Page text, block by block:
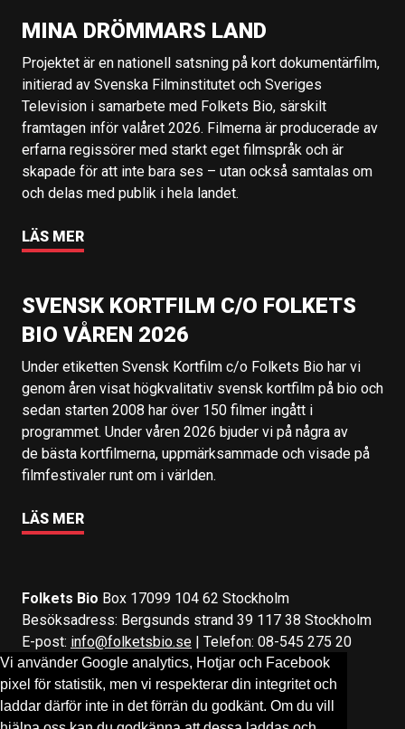
Vi använder Google analytics, Hotjar och Facebook
pixel för statistik, men vi respekterar din integritet och
laddar därför inte in det förrän du godkänt. Om du vill
MINA DRÖMMARS LAND
Projektet är en nationell satsning på kort dokumentärfilm,
initierad av Svenska Filminstitutet och Sveriges
Television i samarbete med Folkets Bio, särskilt
framtagen inför valåret 2026. Filmerna är producerade av
erfarna regissörer med starkt eget filmspråk och är
skapade för att inte bara ses – utan också samtalas om
och delas med publik i hela landet.
LÄS MER
SVENSK KORTFILM C/O FOLKETS
BIO VÅREN 2026
Under etiketten Svensk Kortfilm c/o Folkets Bio har vi
genom åren visat högkvalitativ svensk kortfilm på bio och
sedan starten 2008 har över 150 filmer ingått i
programmet. Under våren 2026 bjuder vi på några av
de bästa kortfilmerna, uppmärksammade och visade på
filmfestivaler runt om i världen.
LÄS MER
Folkets Bio Box 17099 104 62 Stockholm
Besöksadress: Bergsunds strand 39 117 38 Stockholm
E-post: info@folketsbio.se | Telefon: 08-545 275 20
Följ oss på:Facebook&Instagram